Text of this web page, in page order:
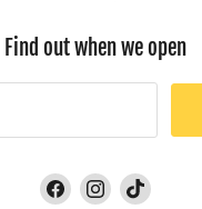
Find out when we open
Find
us
Find
us
us